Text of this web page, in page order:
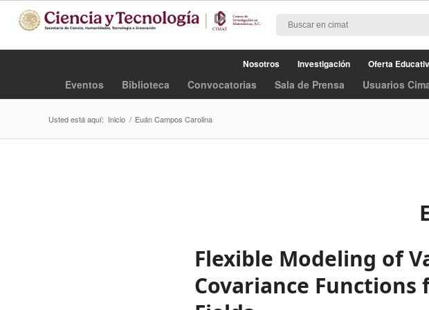
Nosotros Investigación Oferta
Eventos Biblioteca Convocatorias Sala de Prensa Usuarios
Usted está aquí: Inicio / Euán Campos Carolina
Flexible Modeling of
Covariance